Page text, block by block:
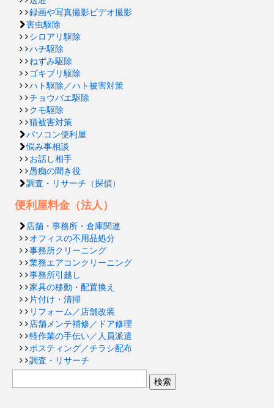
録画や写真撮影ビデオ撮影
害虫駆除
シロアリ駆除
ハチ駆除
ねずみ駆除
ゴキブリ駆除
ハト駆除／ハト被害対策
チョウバエ駆除
クモ駆除
猫被害対策
パソコン便利屋
悩み事相談
お話し相手
愚痴の聞き役
調査・リサーチ（探偵）
便利屋料金（法人）
店舗・事務所・倉庫関連
オフィスの不用品処分
事務所クリーニング
業務エアコンクリーニング
事務所引越し
家具の移動・配置換え
片付け・清掃
リフォーム／店舗改装
店舗メンテ補修／ドア修理
軽作業の手伝い／人員派遣
ポスティング／チラシ配布
調査・リサーチ